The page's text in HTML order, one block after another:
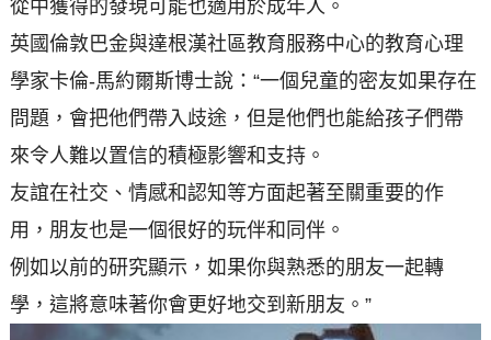
從中獲得的發現可能也適用於成年人。
英國倫敦巴金與達根漢社區教育服務中心的教育心理
學家卡倫-馬約爾斯博士說：“一個兒童的密友如果存在
問題，會把他們帶入歧途，但是他們也能給孩子們帶
來令人難以置信的積極影響和支持。
友誼在社交、情感和認知等方面起著至關重要的作
用，朋友也是一個很好的玩伴和同伴。
例如以前的研究顯示，如果你與熟悉的朋友一起轉
學，這將意味著你會更好地交到新朋友。”